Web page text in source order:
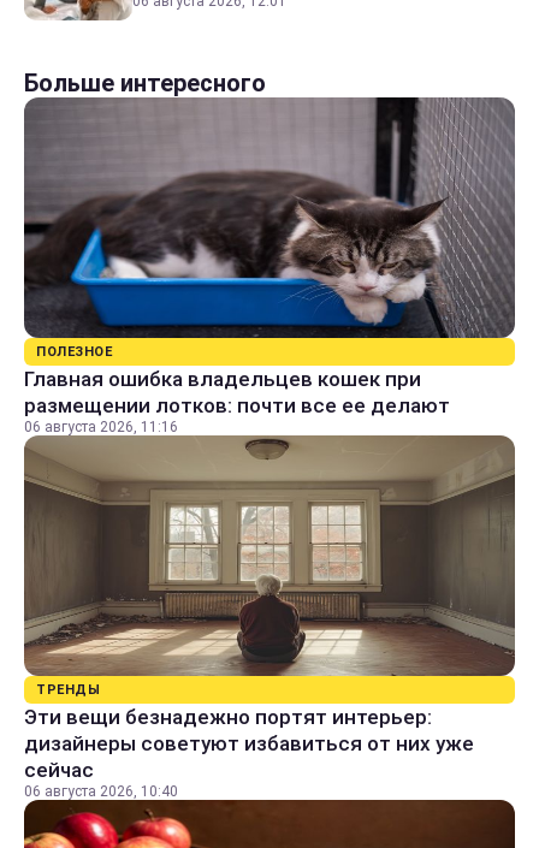
Больше интересного
ПОЛЕЗНОЕ
Главная ошибка владельцев кошек при
размещении лотков: почти все ее делают
06 августа 2026, 11:16
ТРЕНДЫ
Эти вещи безнадежно портят интерьер:
дизайнеры советуют избавиться от них уже
сейчас
06 августа 2026, 10:40